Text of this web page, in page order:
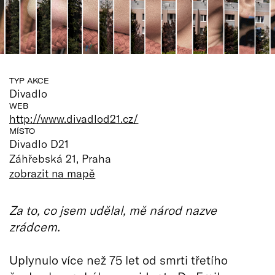
TYP AKCE
Divadlo
WEB
http://www.divadlod21.cz/
MÍSTO
Divadlo D21
Záhřebská 21, Praha
zobrazit na mapě
Za to, co jsem udělal, mě národ nazve
zrádcem.
Uplynulo více než 75 let od smrti třetího